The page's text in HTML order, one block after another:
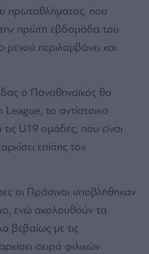
πρωταθλήματος, που
την πρώτη εβδομάδα του
μενού περιλαμβάνει και
ο Παναθηναϊκός θα
το αντίστοιχο
U19 ομάδες, που είναι
επίσης τον
οι Πράσινοι υποβλήθηκαν
ενώ ακολουθούν τα
βεβαίως με τις
σειρά φιλικών